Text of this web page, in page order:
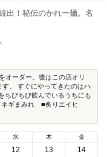
出！秘伝のかれー麺。名
オーダー。後はこの店オリ
。 すぐにやってきたのはハ
ちびちび飲んでいるうちにも
ネギまみれ ■炙りエイヒ
水
12
木
13
金
14